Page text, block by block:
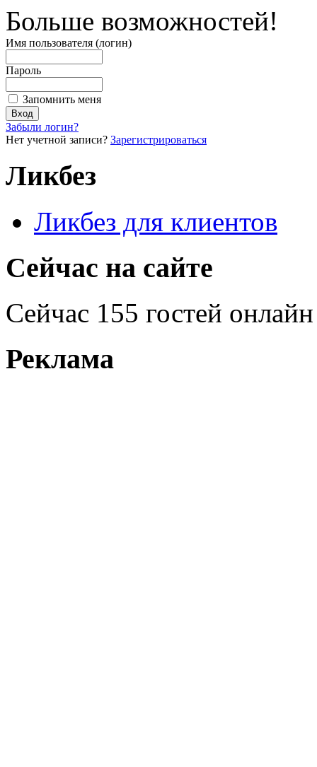
Больше возможностей!
Имя пользователя (логин)
Пароль
Запомнить меня
Забыли логин?
Нет учетной записи? Зарегистрироваться
Ликбез
Ликбез для клиентов
Сейчас на сайте
Сейчас 155 гостей онлайн
Реклама